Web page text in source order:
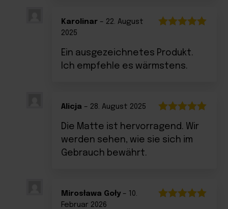
Karolinar – 22. August
2025
Ein ausgezeichnetes Produkt.
Ich empfehle es wärmstens.
mit5 von 5
Alicja – 28. August 2025
Die Matte ist hervorragend. Wir
werden sehen, wie sie sich im
Gebrauch bewährt.
Mirosława Goły – 10.
Februar 2026